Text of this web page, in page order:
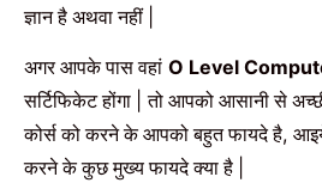
ज्ञान है अथवा नहीं
अगर आपके पास वहां O Level
सर्टिफिकेट होंगा
|तो आपको आसानी से
कोर्स को करने के आपको बहुत फायदे है,
करने के कुछ मुख्य फायदे क्या है